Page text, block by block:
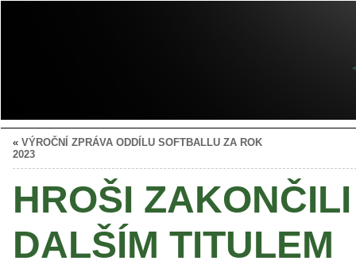
« VÝROČNÍ ZPRÁVA ODDÍLU SOFTBALLU ZA ROK
2023
HROŠI
DALŠÍM TITULEM